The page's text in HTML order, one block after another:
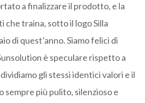
a finalizzare il prodotto, e la
che traina, sotto il logo Silla
di quest’anno. Siamo felici di
è speculare rispetto a
gli stessi identici valori e il
sempre più pulito, silenzioso e